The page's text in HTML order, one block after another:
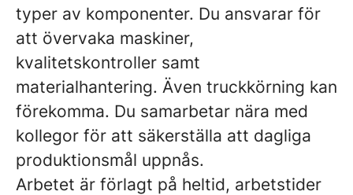
typer av komponenter. Du ansvarar för
att övervaka maskiner,
kvalitetskontroller samt
materialhantering. Även truckkörning kan
förekomma. Du samarbetar nära med
kollegor för att säkerställa att dagliga
produktionsmål uppnås.
Arbetet är förlagt på heltid, arbetstider